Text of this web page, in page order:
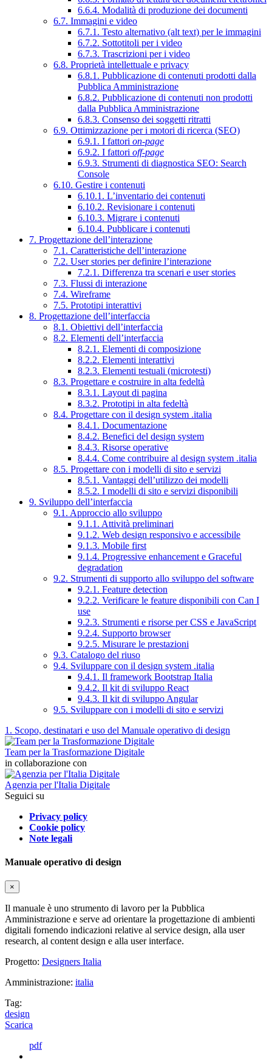
6.6.4. Modalità di produzione dei documenti
6.7. Immagini e video
6.7.1. Testo alternativo (alt text) per le immagini
6.7.2. Sottotitoli per i video
6.7.3. Trascrizioni per i video
6.8. Proprietà intellettuale e privacy
6.8.1. Pubblicazione di contenuti prodotti dalla
Pubblica Amministrazione
6.8.2. Pubblicazione di contenuti non prodotti
dalla Pubblica Amministrazione
6.8.3. Consenso dei soggetti ritratti
6.9. Ottimizzazione per i motori di ricerca (SEO)
6.9.1. I fattori on-page
6.9.2. I fattori off-page
6.9.3. Strumenti di diagnostica SEO: Search
Console
6.10. Gestire i contenuti
6.10.1. L’inventario dei contenuti
6.10.2. Revisionare i contenuti
6.10.3. Migrare i contenuti
6.10.4. Pubblicare i contenuti
7. Progettazione dell’interazione
7.1. Caratteristiche dell’interazione
7.2. User stories per definire l’interazione
7.2.1. Differenza tra scenari e user stories
7.3. Flussi di interazione
7.4. Wireframe
7.5. Prototipi interattivi
8. Progettazione dell’interfaccia
8.1. Obiettivi dell’interfaccia
8.2. Elementi dell’interfaccia
8.2.1. Elementi di composizione
8.2.2. Elementi interattivi
8.2.3. Elementi testuali (microtesti)
8.3. Progettare e costruire in alta fedeltà
8.3.1. Layout di pagina
8.3.2. Prototipi in alta fedeltà
8.4. Progettare con il design system .italia
8.4.1. Documentazione
8.4.2. Benefici del design system
8.4.3. Risorse operative
8.4.4. Come contribuire al design system .italia
8.5. Progettare con i modelli di sito e servizi
8.5.1. Vantaggi dell’utilizzo dei modelli
8.5.2. I modelli di sito e servizi disponibili
9. Sviluppo dell’interfaccia
9.1. Approccio allo sviluppo
9.1.1. Attività preliminari
9.1.2. Web design responsivo e accessibile
9.1.3. Mobile first
9.1.4. Progressive enhancement e Graceful
degradation
9.2. Strumenti di supporto allo sviluppo del software
9.2.1. Feature detection
9.2.2. Verificare le feature disponibili con Can I
use
9.2.3. Strumenti e risorse per CSS e JavaScript
9.2.4. Supporto browser
9.2.5. Misurare le prestazioni
9.3. Catalogo del riuso
9.4. Sviluppare con il design system .italia
9.4.1. Il framework Bootstrap Italia
9.4.2. Il kit di sviluppo React
9.4.3. Il kit di sviluppo Angular
9.5. Sviluppare con i modelli di sito e servizi
1. Scopo, destinatari e uso del Manuale operativo di design
Team per la Trasformazione Digitale
in collaborazione con
Agenzia per l'Italia Digitale
Seguici su
Privacy policy
Cookie policy
Note legali
Manuale operativo di design
×
Il manuale è uno strumento di lavoro per la Pubblica
Amministrazione e serve ad orientare la progettazione di ambienti
digitali fornendo indicazioni relative al service design, alla user
research, al content design e alla user interface.
Progetto: Designers Italia
Amministrazione: italia
Tag:
design
Scarica
pdf